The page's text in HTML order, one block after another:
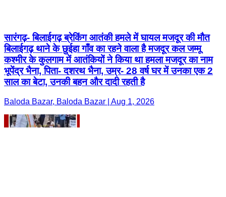
सारंगढ़- बिलाईगढ़ ब्रेकिंग आतंकी हमले में घायल मजदूर की मौत
बिलाईगढ़ थाने के छुईहा गाँव का रहने वाला है मजदूर कल जम्मू
कश्मीर के कुलगाम में आतंकियों ने किया था हमला मजदूर का नाम
भूपेंद्र भैना, पिता- दशरथ भैना, उम्र- 28 वर्ष घर में उनका एक 2
साल का बेटा, उनकी बहन और दादी रहती है
Baloda Bazar, Baloda Bazar | Aug 1, 2026